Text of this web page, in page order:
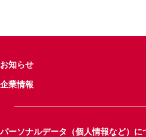
お知らせ
企業情報
パーソナルデータ（個人情報など）に